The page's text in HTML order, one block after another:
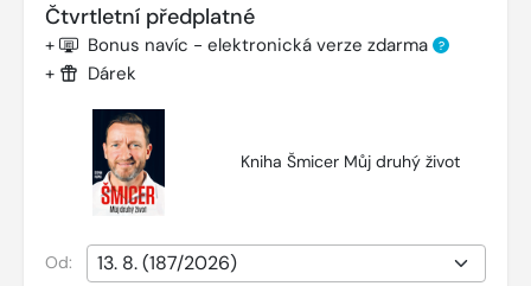
Čtvrtletní předplatné
+ Bonus navíc - elektronická verze zdarma ?
+ Dárek
Kniha Šmicer Můj druhý život
Od: